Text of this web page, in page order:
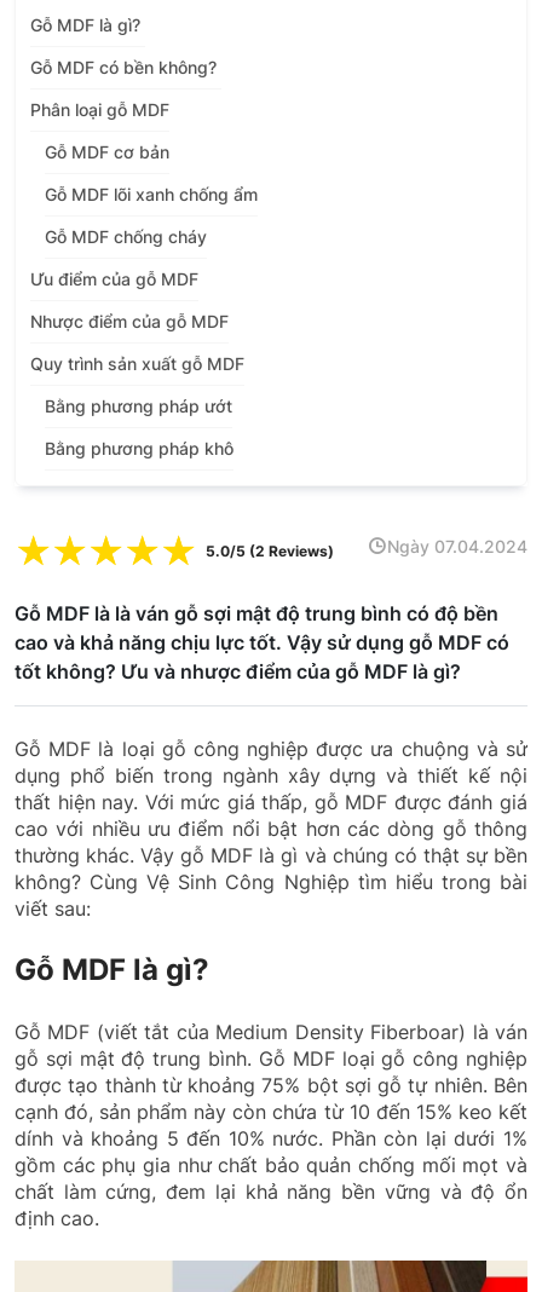
☆
☆
☆
☆
☆ 5.0/5 (2 Reviews) Ngày 07.04.2024
Gỗ MDF là là ván gỗ sợi mật độ trung bình có độ bền
cao và khả năng chịu lực tốt. Vậy sử dụng gỗ MDF có
tốt không? Ưu và nhược điểm của gỗ MDF là gì?
Gỗ MDF là loại gỗ công nghiệp được ưa chuộng và sử
dụng phổ biến trong ngành xây dựng và thiết kế nội
thất hiện nay. Với mức giá thấp, gỗ MDF được đánh giá
cao với nhiều ưu điểm nổi bật hơn các dòng gỗ thông
thường khác. Vậy gỗ MDF là gì và chúng có thật sự bền
không? Cùng Vệ Sinh Công Nghiệp tìm hiểu trong bài
viết sau:
Gỗ MDF là gì?
Gỗ MDF (viết tắt của Medium Density Fiberboar) là ván
gỗ sợi mật độ trung bình. Gỗ MDF loại gỗ công nghiệp
được tạo thành từ khoảng 75% bột sợi gỗ tự nhiên. Bên
cạnh đó, sản phẩm này còn chứa từ 10 đến 15% keo kết
dính và khoảng 5 đến 10% nước. Phần còn lại dưới 1%
gồm các phụ gia như chất bảo quản chống mối mọt và
chất làm cứng, đem lại khả năng bền vững và độ ổn
định cao.
Gỗ MDF là gì?
Gỗ MDF có bền không?
Phân loại gỗ MDF
Gỗ MDF cơ bản
Gỗ MDF lõi xanh chống ẩm
Gỗ MDF chống cháy
Ưu điểm của gỗ MDF
Nhược điểm của gỗ MDF
Quy trình sản xuất gỗ MDF
Bằng phương pháp ướt
Bằng phương pháp khô